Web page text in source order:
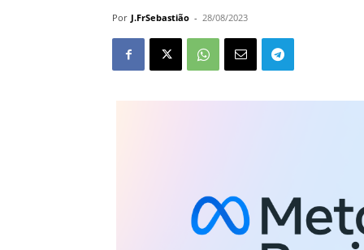
Por J.FrSebastião - 28/08/2023